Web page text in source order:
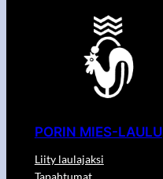
PORIN MIES-LAULU
Liity laulajaksi
Tapahtumat